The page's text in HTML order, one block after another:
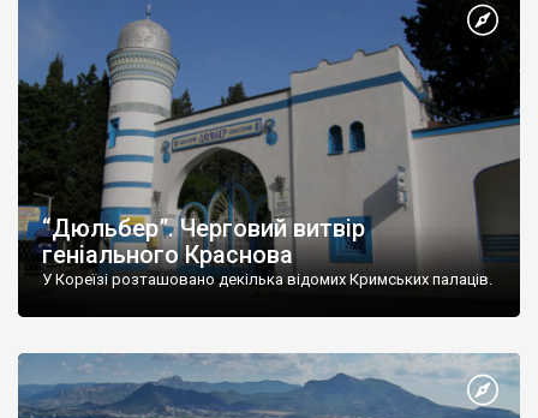
“Дюльбер”. Черговий витвір
геніального Краснова
У Кореїзі розташовано декілька відомих Кримських палаців.